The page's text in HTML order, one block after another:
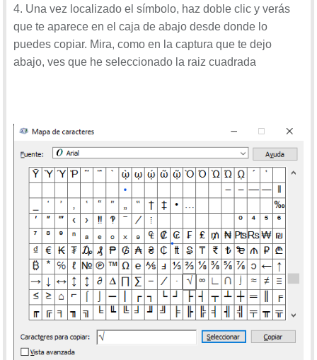
4. Una vez localizado el símbolo, haz doble clic y verás
que te aparece en el caja de abajo desde donde lo
puedes copiar. Mira, como en la captura que te dejo
abajo, ves que he seleccionado la raiz cuadrada